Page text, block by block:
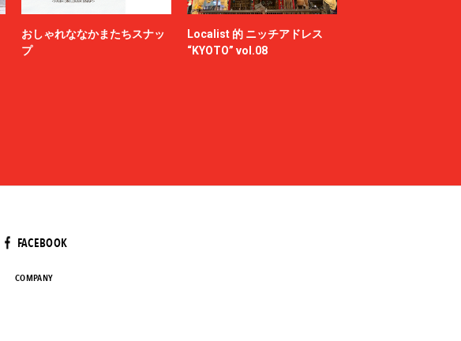
おしゃれななかまたちスナッ
プ
Localist 的 ニッチアドレス
“KYOTO” vol.08
FACEBOOK
COMPANY